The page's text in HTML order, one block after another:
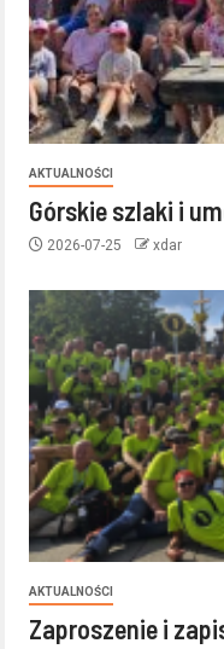
AKTUALNOŚCI
Górskie szlaki i
2026-07-25 xdar
AKTUALNOŚCI
Zaproszenie i